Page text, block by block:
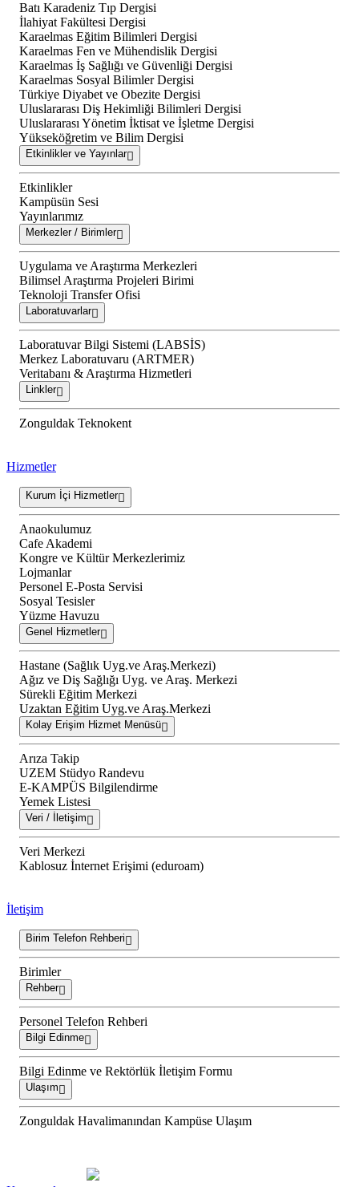
Batı Karadeniz Tıp Dergisi
İlahiyat Fakültesi Dergisi
Karaelmas Eğitim Bilimleri Dergisi
Karaelmas Fen ve Mühendislik Dergisi
Karaelmas İş Sağlığı ve Güvenliği Dergisi
Karaelmas Sosyal Bilimler Dergisi
Türkiye Diyabet ve Obezite Dergisi
Uluslararası Diş Hekimliği Bilimleri Dergisi
Uluslararası Yönetim İktisat ve İşletme Dergisi
Yükseköğretim ve Bilim Dergisi
Etkinlikler ve Yayınlar
Etkinlikler
Kampüsün Sesi
Yayınlarımız
Merkezler / Birimler
Uygulama ve Araştırma Merkezleri
Bilimsel Araştırma Projeleri Birimi
Teknoloji Transfer Ofisi
Laboratuvarlar
Laboratuvar Bilgi Sistemi (LABSİS)
Merkez Laboratuvaru (ARTMER)
Veritabanı & Araştırma Hizmetleri
Linkler
Zonguldak Teknokent
Hizmetler
Kurum İçi Hizmetler
Anaokulumuz
Cafe Akademi
Kongre ve Kültür Merkezlerimiz
Lojmanlar
Personel E-Posta Servisi
Sosyal Tesisler
Yüzme Havuzu
Genel Hizmetler
Hastane (Sağlık Uyg.ve Araş.Merkezi)
Ağız ve Diş Sağlığı Uyg. ve Araş. Merkezi
Sürekli Eğitim Merkezi
Uzaktan Eğitim Uyg.ve Araş.Merkezi
Kolay Erişim Hizmet Menüsü
Arıza Takip
UZEM Stüdyo Randevu
E-KAMPÜS Bilgilendirme
Yemek Listesi
Veri / İletişim
Veri Merkezi
Kablosuz İnternet Erişimi (eduroam)
İletişim
Birim Telefon Rehberi
Birimler
Rehber
Personel Telefon Rehberi
Bilgi Edinme
Bilgi Edinme ve Rektörlük İletişim Formu
Ulaşım
Zonguldak Havalimanından Kampüse Ulaşım